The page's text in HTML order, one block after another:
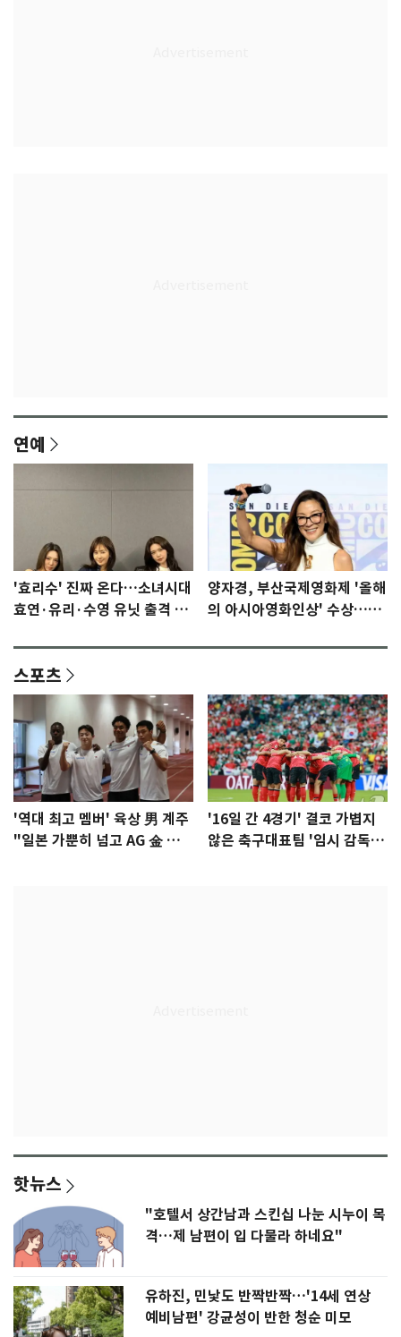
연예
'효리수' 진짜 온다…소녀시대
효연·유리·수영 유닛 출격 [N
양자경, 부산국제영화제 '올해
의 아시아영화인상' 수상…15
스포츠
'역대 최고 멤버' 육상 男 계주
"일본 가뿐히 넘고 AG 金 따겠
'16일 간 4경기' 결코 가볍지
않은 축구대표팀 '임시 감독'
핫뉴스
"호텔서 상간남과 스킨십 나눈 시누이 목
격…제 남편이 입 다물라 하네요"
유하진, 민낯도 반짝반짝…'14세 연상
예비남편' 강균성이 반한 청순 미모